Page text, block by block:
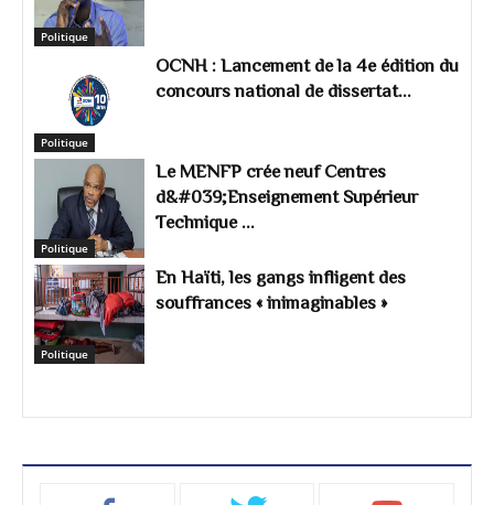
Politique
Politique
OCNH : Lancement de la 4e édition du
concours national de dissertat...
Politique
Le MENFP crée neuf Centres
d&#039;Enseignement Supérieur
Technique ...
Politique
En Haïti, les gangs infligent des
souffrances « inimaginables »